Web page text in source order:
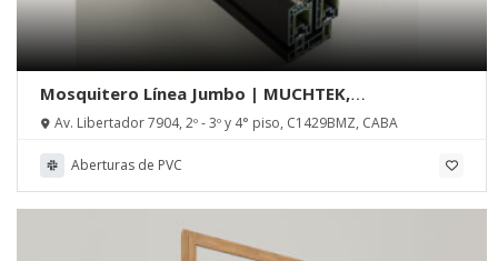
Mosquitero Línea Jumbo | MUCHTEK,
Tecnoperfiles Group
Av. Libertador 7904, 2º - 3º y 4° piso, C1429BMZ, CABA
Aberturas de PVC